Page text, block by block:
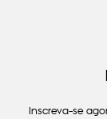
Inscreva-se